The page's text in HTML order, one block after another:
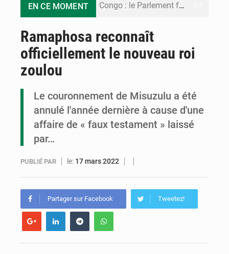
EN CE MOMENT Congo : le Parlement formule 28 recommandations sur le Cadre budgétaire 2027-2029
Congo : la Grande foire agricole pour renforcer la souveraineté alimentaire
Le Congo se dote d’un programme national pour valoriser les produits forestiers non ligneux
Ramaphosa reconnaît
officiellement le nouveau roi
zoulou
Le couronnement de Misuzulu a été
annulé l'année dernière à cause d'une
affaire de « faux testament » laissé
par…
PUBLIÉ PAR le: 17 mars 2022
Partager sur Facebook Tweetez!